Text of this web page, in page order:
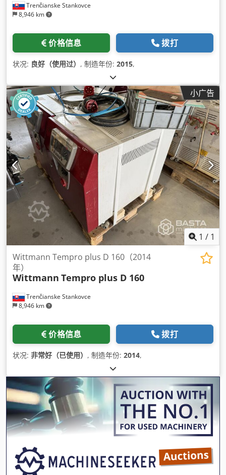
Trenčianske Stankovce
8,946 km
价格信息 拨打
状况: 良好（使用过） , 制造年份: 2015,
小广告
1 / 1
Trenčianske Stankovce
8,946 km
Wittmann Tempro plus D 160（2014
年）
Wittmann Tempro plus D 160
价格信息 拨打
状况: 非常好（已使用） , 制造年份: 2014,